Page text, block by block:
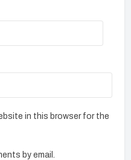
in this browser for the
by email.